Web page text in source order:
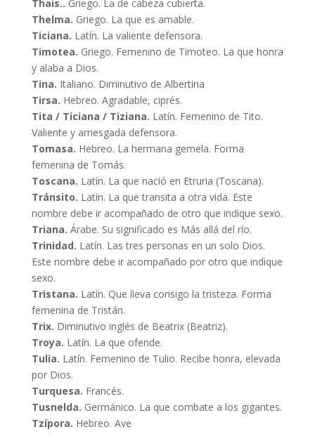
Thais.. Griego. La de cabeza cubierta.
Thelma. Griego. La que es amable.
Ticiana. Latín. La valiente defensora.
Timotea. Griego. Femenino de Timoteo. La que honra
y alaba a Dios.
Tina. Italiano. Diminutivo de Albertina
Tirsa. Hebreo. Agradable, ciprés.
Tita / Ticiana / Tiziana. Latín. Femenino de Tito.
Valiente y arriesgada defensora.
Tomasa. Hebreo. La hermana gemela. Forma
femenina de Tomás.
Toscana. Latín. La que nació en Etruria (Toscana).
Tránsito. Latín. La que transita a otra vida. Este
nombre debe ir acompañado de otro que indique sexo.
Triana. Árabe. Su significado es Más allá del río.
Trinidad. Latín. Las tres personas en un solo Dios.
Este nombre debe ir acompañado por otro que indique
sexo.
Tristana. Latín. Que lleva consigo la tristeza. Forma
femenina de Tristán.
Trix. Diminutivo inglés de Beatrix (Beatriz).
Troya. Latín. La que ofende.
Tulia. Latín. Femenino de Tulio. Recibe honra, elevada
por Dios.
Turquesa. Francés.
Tusnelda. Germánico. La que combate a los gigantes.
Tzípora. Hebreo. Ave